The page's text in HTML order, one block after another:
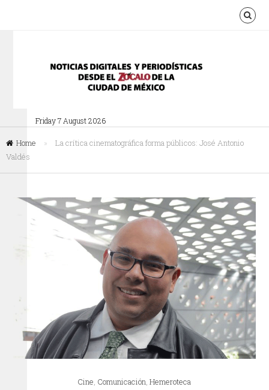
Friday 7 August 2026
Home »
La crítica cinematográfica forma públicos: José Antonio
Valdés
Cine, Comunicación,Hemeroteca